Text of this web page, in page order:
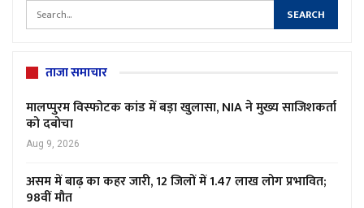
ताजा समाचार
मालप्पुरम विस्फोटक कांड में बड़ा खुलासा, NIA ने मुख्य साजिशकर्ता
को दबोचा
Aug 9, 2026
असम में बाढ़ का कहर जारी, 12 जिलों में 1.47 लाख लोग प्रभावित;
98वीं मौत